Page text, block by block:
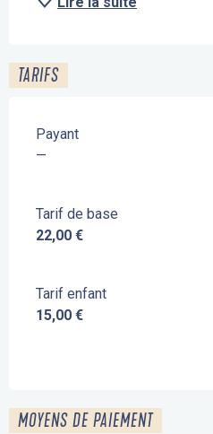
TARIFS
Payant
—
Tarif de base
22,00 €
Tarif enfant
15,00 €
MOYENS DE PAIEMENT